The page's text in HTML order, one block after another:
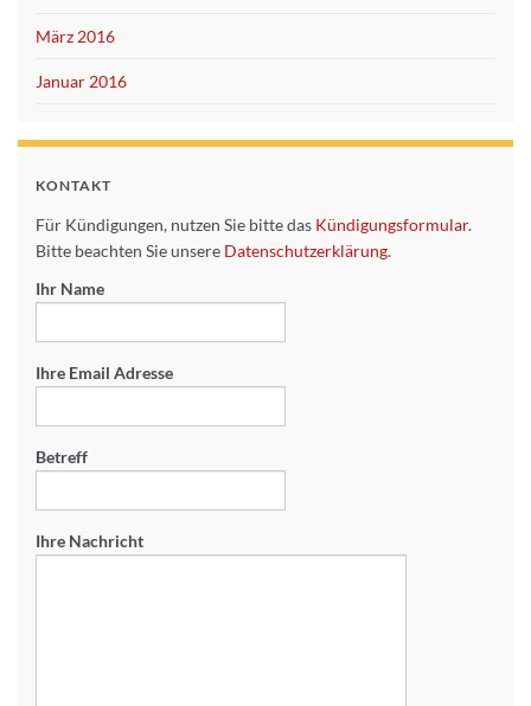
März 2016
Januar 2016
KONTAKT
Für Kündigungen, nutzen Sie bitte das Kündigungsformular.
Bitte beachten Sie unsere Datenschutzerklärung.
Ihr Name
Ihre Email Adresse
Betreff
Ihre Nachricht